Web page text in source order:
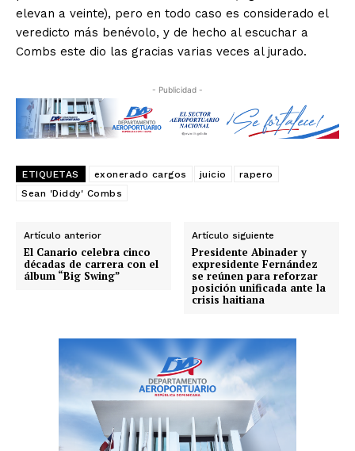
elevan a veinte), pero en todo caso es considerado el
veredicto más benévolo, y de hecho al escuchar a
Combs este dio las gracias varias veces al jurado.
- Publicidad -
ETIQUETAS exonerado cargos juicio
rapero
Sean 'Diddy' Combs
Artículo anterior
El Canario celebra cinco
décadas de carrera con el
álbum “Big Swing”
Artículo siguiente
Presidente Abinader y
expresidente Fernández
se reúnen para reforzar
posición unificada ante la
crisis haitiana